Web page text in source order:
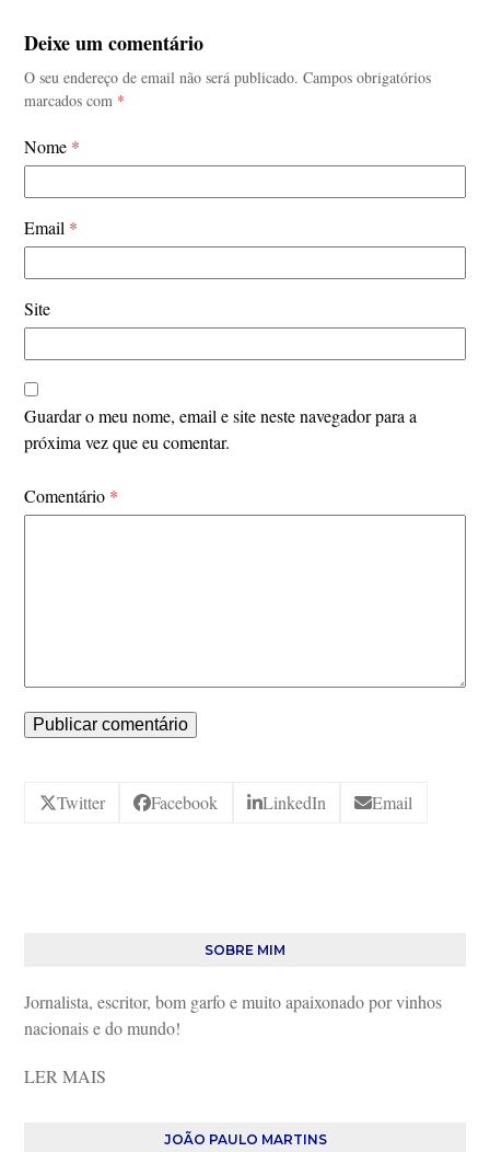
Deixe um comentário
O seu endereço de email não será publicado. Campos obrigatórios
marcados com *
Nome *
Email *
Site
Guardar o meu nome, email e site neste navegador para a
próxima vez que eu comentar.
Comentário *
Twitter Facebook LinkedIn Email
SOBRE MIM
Jornalista, escritor, bom garfo e muito apaixonado por vinhos
nacionais e do mundo!
LER MAIS
JOÃO PAULO MARTINS